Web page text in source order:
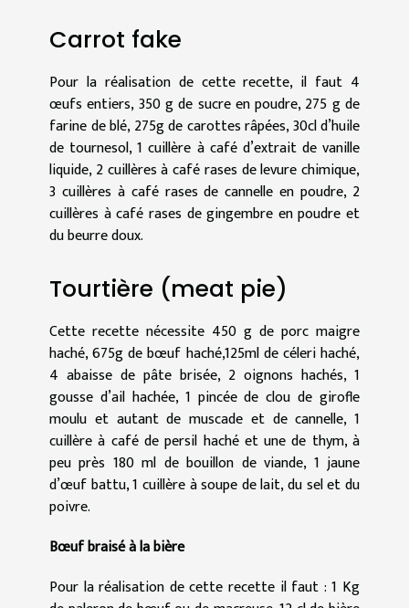
Carrot fake
Pour la réalisation de cette recette, il faut 4
œufs entiers, 350 g de sucre en poudre, 275 g de
farine de blé, 275g de carottes râpées, 30cl d’huile
de tournesol, 1 cuillère à café d’extrait de vanille
liquide, 2 cuillères à café rases de levure chimique,
3 cuillères à café rases de cannelle en poudre, 2
cuillères à café rases de gingembre en poudre et
du beurre doux.
Tourtière (meat pie)
Cette recette nécessite 450 g de porc maigre
haché, 675g de bœuf haché,125ml de céleri haché,
4 abaisse de pâte brisée, 2 oignons hachés, 1
gousse d’ail hachée, 1 pincée de clou de girofle
moulu et autant de muscade et de cannelle, 1
cuillère à café de persil haché et une de thym, à
peu près 180 ml de bouillon de viande, 1 jaune
d’œuf battu, 1 cuillère à soupe de lait, du sel et du
poivre.
Bœuf braisé à la bière
Pour la réalisation de cette recette il faut : 1 Kg